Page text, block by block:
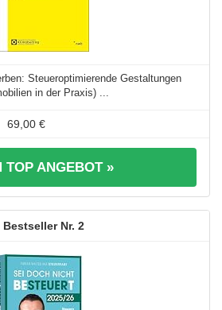
Steueroptimierende Gestaltungen
in der Praxis) ...
69,00 €
TOP ANGEBOT »
2